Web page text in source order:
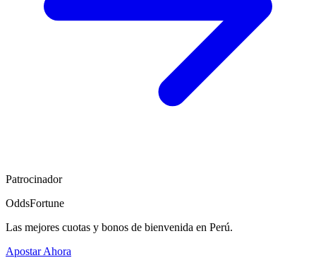
Patrocinador
OddsFortune
Las mejores cuotas y bonos de bienvenida en Perú.
Apostar Ahora